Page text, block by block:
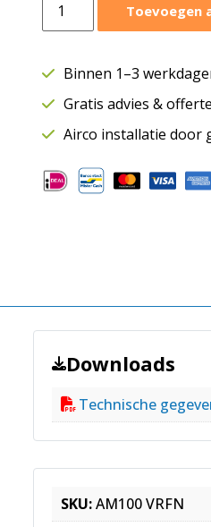
luchtventiel
mm
Toe-
en
aantal
Toevoegen
Binnen 1–3
Gratis advies &
Airco installatie door
Downloads
Technische
SKU:AM100 VRFN